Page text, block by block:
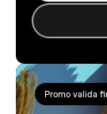
Promo valida